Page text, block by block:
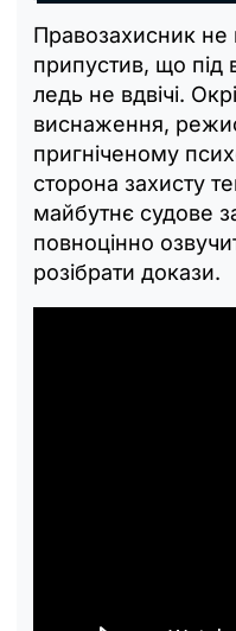
Правозахисник не
припустив, що під
ледь не вдвічі.
виснаження,
пригніченому
сторона захисту
майбутнє судове
повноцінно
розібрати докази.